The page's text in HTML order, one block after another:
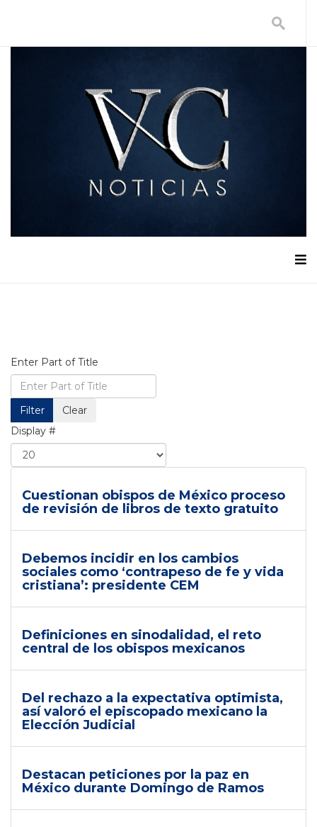
Enter Part of Title
Filter
Clear
Display #
Cuestionan obispos de México proceso
de revisión de libros de texto gratuito
Debemos incidir en los cambios
sociales como ‘contrapeso de fe y vida
cristiana’: presidente CEM
Definiciones en sinodalidad, el reto
central de los obispos mexicanos
Del rechazo a la expectativa optimista,
así valoró el episcopado mexicano la
Elección Judicial
Destacan peticiones por la paz en
México durante Domingo de Ramos